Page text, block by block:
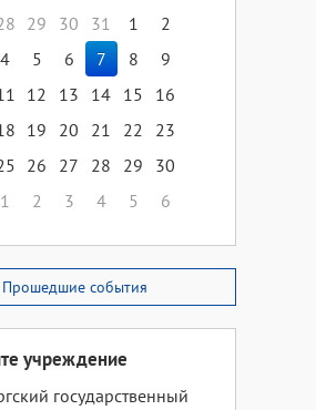
29 30 31 1
2
4 5 6 7 8
9
12 13 14 15
16
19 20 21 22
23
26 27 28 29
30
1 2 3 4 5 6
Прошедшие события
учреждение
государственный